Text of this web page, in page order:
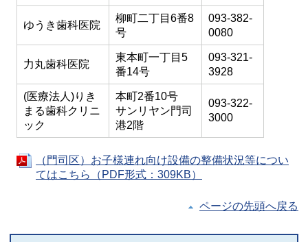
ゆうき歯科医院
柳町二丁目6番8
号
093-382-
0080
力丸歯科医院
東本町一丁目5
番14号
093-321-
3928
(医療法人)りき
まる歯科クリニ
ック
本町2番10号
サンリヤン門司
港2階
093-322-
3000
（門司区）お子様連れ向け設備の整備状況等につい
てはこちら（PDF形式：309KB）
ページの先頭へ戻る